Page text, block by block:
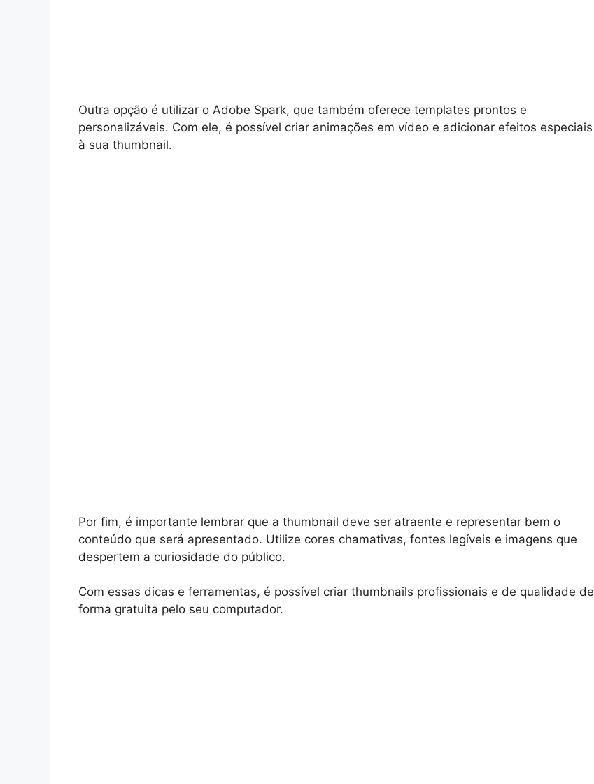
Outra opção é utilizar o Adobe Spark, que também oferece templates prontos e
personalizáveis. Com ele, é possível criar animações em vídeo e adicionar efeitos especiais
à sua thumbnail.
Por fim, é importante lembrar que a thumbnail deve ser atraente e representar bem o
conteúdo que será apresentado. Utilize cores chamativas, fontes legíveis e imagens que
despertem a curiosidade do público.
Com essas dicas e ferramentas, é possível criar thumbnails profissionais e de qualidade de
forma gratuita pelo seu computador.